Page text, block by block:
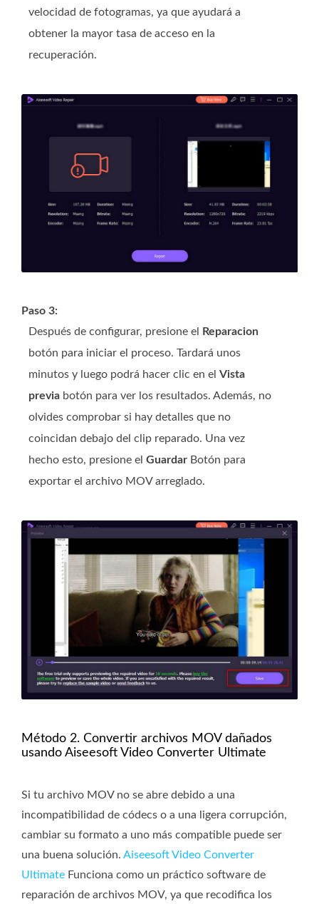
velocidad de fotogramas, ya que ayudará a
obtener la mayor tasa de acceso en la
recuperación.
Paso 3:
Después de configurar, presione el
Reparacion
botón para iniciar el proceso. Tardará unos
minutos y luego podrá hacer clic en el Vista
previa botón para ver los resultados. Además, no
olvides comprobar si hay detalles que no
coincidan debajo del clip reparado. Una vez
hecho esto, presione el Guardar Botón para
exportar el archivo MOV arreglado.
Método 2. Convertir archivos MOV dañados
usando Aiseesoft Video Converter Ultimate
Si tu archivo MOV no se abre debido a una
incompatibilidad de códecs o a una ligera corrupción,
cambiar su formato a uno más compatible puede ser
una buena solución. Aiseesoft Video Converter
Ultimate Funciona como un práctico software de
reparación de archivos MOV, ya que recodifica los